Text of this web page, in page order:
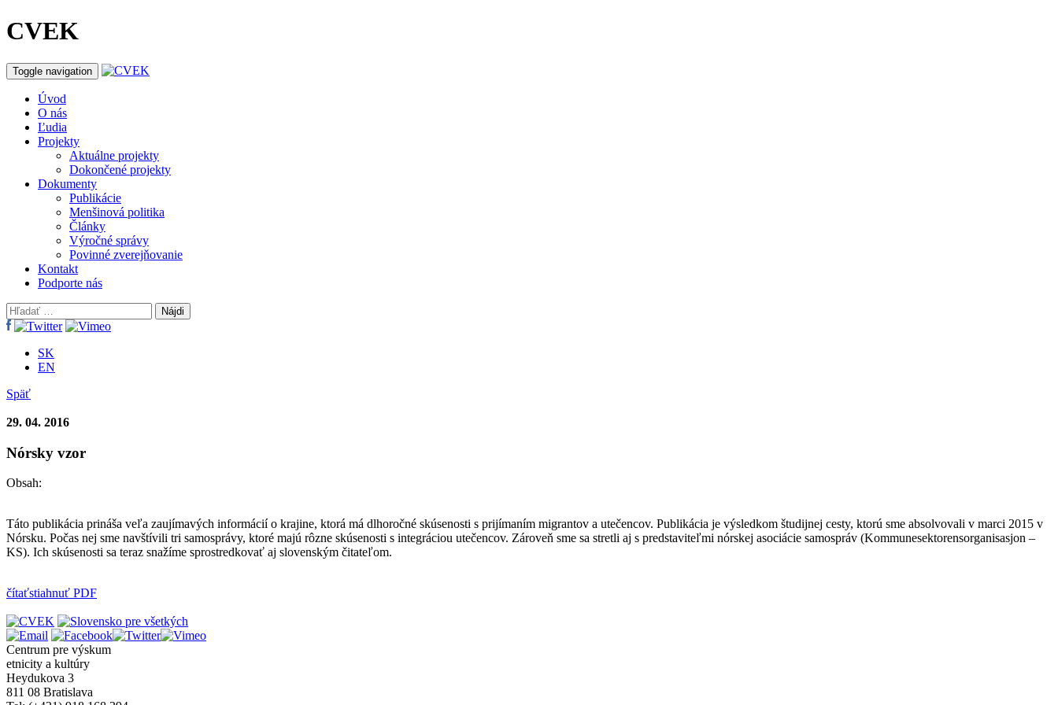
CVEK
Toggle navigation
Úvod
O nás
Ľudia
Projekty
Aktuálne projekty
Dokončené projekty
Dokumenty
Publikácie
Menšinová politika
Články
Výročné správy
Povinné zverejňovanie
Kontakt
Podporte nás
Hľadať:
SK
EN
Späť
29. 04. 2016
Nórsky vzor
Obsah:
Táto publikácia prináša veľa zaujímavých informácií o krajine, ktorá má dlhoročné skúsenosti s prijímaním migrantov a utečencov. Publikácia je výsledkom študijnej cesty, ktorú sme absolvovali v marci 2015 v
Nórsku. Počas nej sme navštívili tri samosprávy, ktoré majú rôzne skúsenosti s integráciou utečencov. Zároveň sme sa stretli aj s predstaviteľmi nórskej asociácie samospráv (Kommunesektorensorganisasjon –
KS). Ich skúsenosti sa teraz snažíme sprostredkovať aj slovenským čitateľom.
čítaťstiahnuť PDF
Centrum pre výskum
etnicity a kultúry
Heydukova 3
811 08 Bratislava